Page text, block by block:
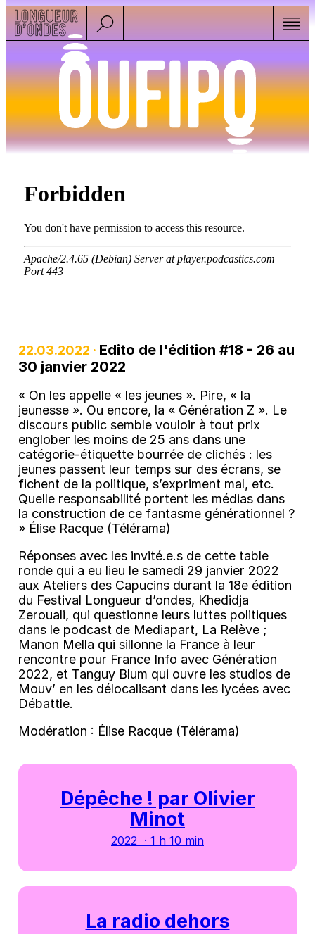
22.03.2022 · Edito de l'édition #18 - 26 au
30 janvier 2022
« On les appelle « les jeunes ». Pire, « la
jeunesse ». Ou encore, la « Génération Z ». Le
discours public semble vouloir à tout prix
englober les moins de 25 ans dans une
catégorie-étiquette bourrée de clichés : les
jeunes passent leur temps sur des écrans, se
fichent de la politique, s’expriment mal, etc.
Quelle responsabilité portent les médias dans
la construction de ce fantasme générationnel ?
» Élise Racque (Télérama)
Réponses avec les invité.e.s de cette table
ronde qui a eu lieu le samedi 29 janvier 2022
aux Ateliers des Capucins durant la 18e édition
du Festival Longueur d’ondes, Khedidja
Zerouali, qui questionne leurs luttes politiques
dans le podcast de Mediapart, La Relève ;
Manon Mella qui sillonne la France à leur
rencontre pour France Info avec Génération
2022, et Tanguy Blum qui ouvre les studios de
Mouv’ en les délocalisant dans les lycées avec
Débattle.
Modération : Élise Racque (Télérama)
Dépêche ! par Olivier
Minot
2022 · 1 h 10 min
La radio dehors